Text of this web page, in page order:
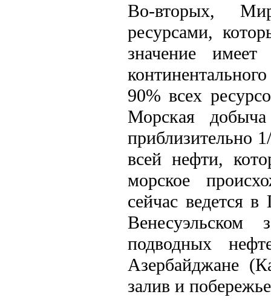
Во-вторых,
ресурсами,
значение
90% всех
Морская
приблизительно
всей нефти,
морское
сейчас ведется
подводных
Азербайджане
залив и